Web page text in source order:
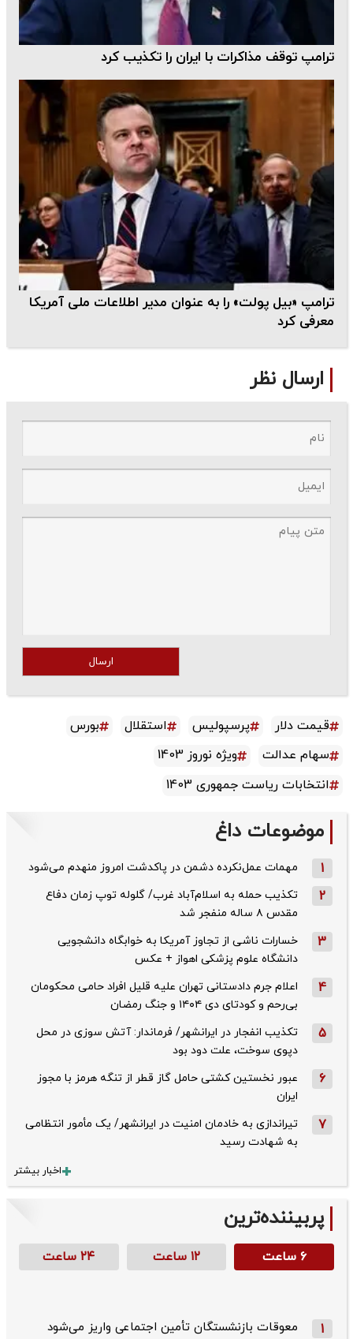
ترامپ توقف مذاکرات با ایران را تکذیب کرد
ترامپ «بیل پولت» را به عنوان مدیر اطلاعات ملی آمریکا
معرفی کرد
ارسال نظر
ارسال
قیمت دلار پرسپولیس استقلال
بورس
سهام عدالت
ویژه نوروز 1403
انتخابات ریاست جمهوری 1403
موضوعات داغ
1 مهمات عمل‌نکرده دشمن در پاکدشت امروز منهدم می‌شود
2
تکذیب حمله به اسلام‌آباد غرب/ گلوله توپ زمان دفاع
مقدس ۸ ساله منفجر شد
3
خسارات ناشی از تجاوز آمریکا به خوابگاه دانشجویی
دانشگاه علوم پزشکی اهواز + عکس
4
اعلام جرم دادستانی تهران علیه قلیل افراد حامی محکومان
بی‌رحم و کودتای دی‌ ۱۴۰۴ و جنگ رمضان
5
تکذیب ‌انفجار در ایرانشهر/ فرماندار: آتش سوزی در محل
دپوی سوخت، علت دود بود
6
عبور نخستین کشتی حامل گاز قطر از تنگه هرمز با مجوز
ایران
7
تیراندازی به خادمان امنیت در ایرانشهر/ یک مأمور انتظامی
به شهادت رسید
اخبار بیشتر
پربیننده‌ترین
۶ ساعت ۱۲ ساعت ۲۴ ساعت
1 معوقات بازنشستگان تأمین اجتماعی واریز می‌شود